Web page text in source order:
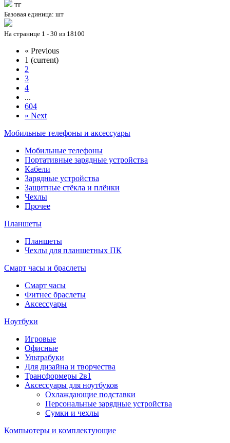
тг
Базовая единица: шт
На странице 1 - 30 из 18100
« Previous
1 (current)
2
3
4
...
604
» Next
Мобильные телефоны и аксессуары
Мобильные телефоны
Портативные зарядные устройства
Кабели
Зарядные устройства
Защитные стёкла и плёнки
Чехлы
Прочее
Планшеты
Планшеты
Чехлы для планшетных ПК
Смарт часы и браслеты
Смарт часы
Фитнес браслеты
Аксессуары
Ноутбуки
Игровые
Офисные
Ультрабуки
Для дизайна и творчества
Трансформеры 2в1
Аксессуары для ноутбуков
Охлаждающие подставки
Персональные зарядные устройства
Сумки и чехлы
Компьютеры и комплектующие